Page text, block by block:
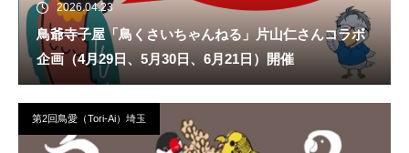
2026.04.23
鳥爺寺子屋「鳥くさいちゃんねる」片山仁さんコラボ
企画（4月29日、5月30日、6月21日）開催
第2回鳥愛（Tori-Ai）埼玉